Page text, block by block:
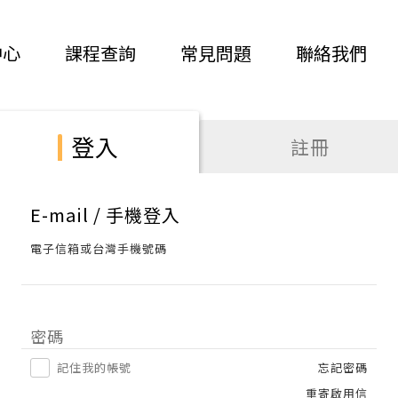
課程查詢 常見問題 聯絡我們
登入 註冊
E-mail / 手機登入
電子信箱或台灣手機號碼
密碼
記住我的帳號
忘記密碼
重寄啟用信